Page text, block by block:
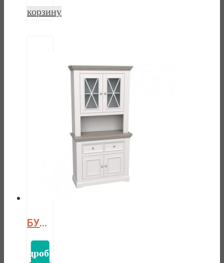
корзину
БУФЕТ ФОРЕСТ МАЛЫЙ БЕЛЫЙ ВОСК/АНТРАЦИТ
72